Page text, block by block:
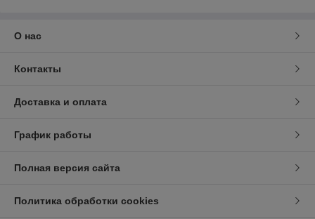
О нас
Контакты
Доставка и оплата
График работы
Полная версия сайта
Политика обработки cookies